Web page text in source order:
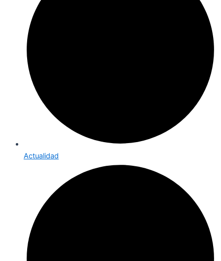
Actualidad